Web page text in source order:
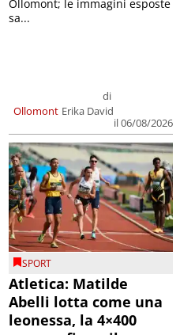
Ollomont
di
Erika David
il 06/08/2026
Ollomont; le immagini esposte
sa...
SPORT
Atletica: Matilde
Abelli lotta come una
leonessa, la 4×400